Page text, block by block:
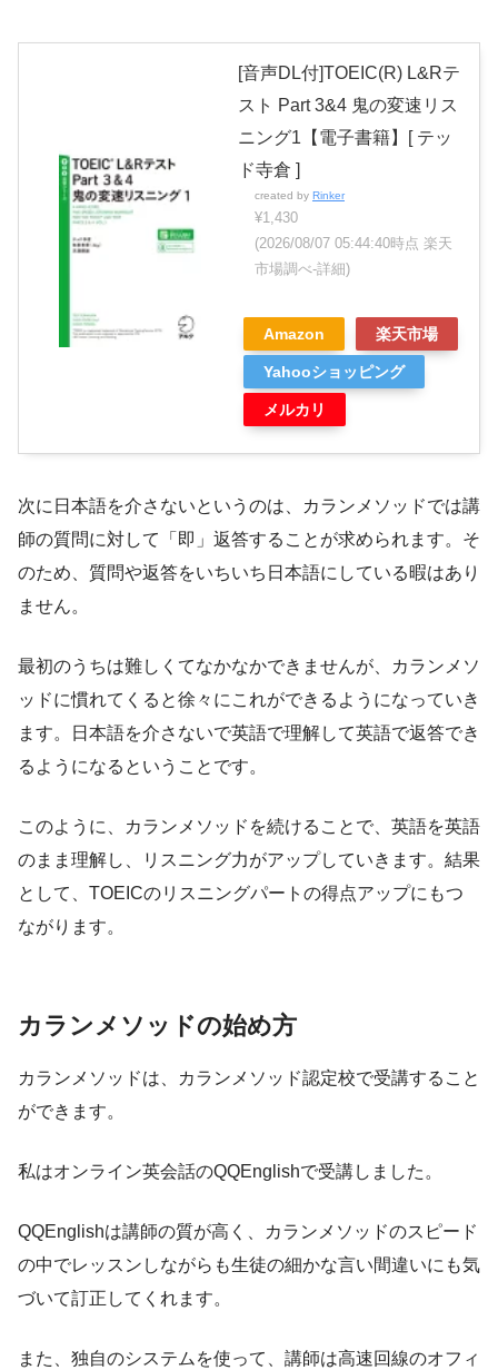
[音声DL付]TOEIC(R) L&Rテ
スト Part 3&4 鬼の変速リス
ニング1【電子書籍】[ テッ
ド寺倉 ]
created by Rinker
¥1,430
(2026/08/07 05:44:40時点 楽天
市場調べ-詳細)
Amazon 楽天市場
Yahooショッピング
メルカリ
次に日本語を介さないというのは、カランメソッドでは講
師の質問に対して「即」返答することが求められます。そ
のため、質問や返答をいちいち日本語にしている暇はあり
ません。
最初のうちは難しくてなかなかできませんが、カランメソ
ッドに慣れてくると徐々にこれができるようになっていき
ます。日本語を介さないで英語で理解して英語で返答でき
るようになるということです。
このように、カランメソッドを続けることで、英語を英語
のまま理解し、リスニング力がアップしていきます。結果
として、TOEICのリスニングパートの得点アップにもつ
ながります。
カランメソッドの始め方
カランメソッドは、カランメソッド認定校で受講すること
ができます。
私はオンライン英会話のQQEnglishで受講しました。
QQEnglishは講師の質が高く、カランメソッドのスピード
の中でレッスンしながらも生徒の細かな言い間違いにも気
づいて訂正してくれます。
また、独自のシステムを使って、講師は高速回線のオフィ